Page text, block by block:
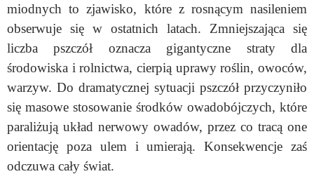
miodnych to zjawisko, które z rosnącym nasileniem
obserwuje się w ostatnich latach. Zmniejszająca się
liczba pszczół oznacza gigantyczne straty dla
środowiska i rolnictwa, cierpią uprawy roślin, owoców,
warzyw. Do dramatycznej sytuacji pszczół przyczyniło
się masowe stosowanie środków owadobójczych, które
paraliżują układ nerwowy owadów, przez co tracą one
orientację poza ulem i umierają. Konsekwencje zaś
odczuwa cały świat.